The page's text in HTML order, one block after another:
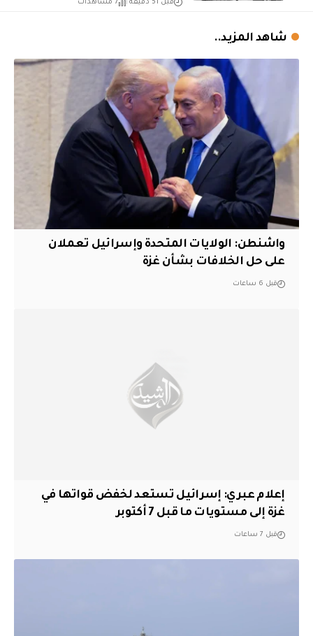
قبل 51 دقيقة 7 مشاهدات
شاهد المزيد..
واشنطن: الولايات المتحدة وإسرائيل تعملان
على حل الخلافات بشأن غزة
قبل 6 ساعات
إعلام عبري: إسرائيل تستعد لخفض قواتها في
غزة إلى مستويات ما قبل 7 أكتوبر
قبل 7 ساعات